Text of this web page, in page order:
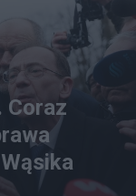
Coraz